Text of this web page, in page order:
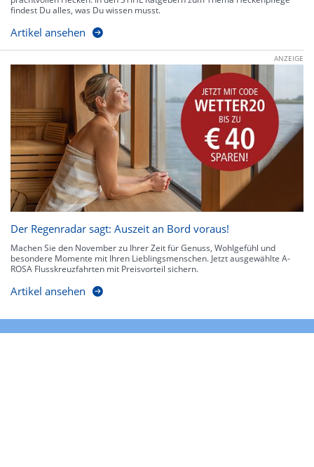
findest Du alles, was Du wissen musst.
Artikel ansehen
ANZEIGE
Der Regenradar sagt: Auszeit an Bord voraus!
Machen Sie den November zu Ihrer Zeit für Genuss, Wohlgefühl und
besondere Momente mit Ihren Lieblingsmenschen. Jetzt ausgewählte A-
ROSA Flusskreuzfahrten mit Preisvorteil sichern.
Artikel ansehen